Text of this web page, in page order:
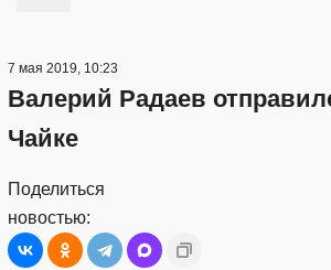
7 мая 2019, 10:23
Валерий Радаев
Чайке
Поделиться
новостью: